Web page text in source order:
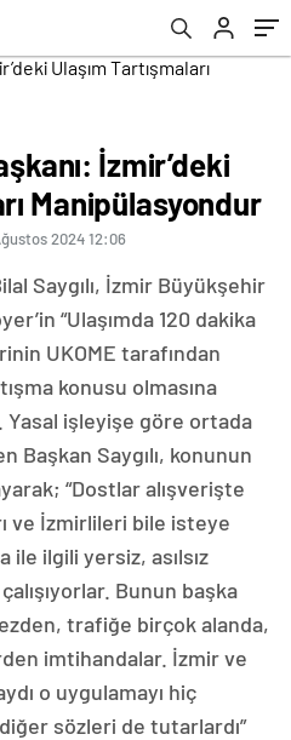
İzmir’deki
Manipülasyondur
2024 12:06
Saygılı, İzmir Büyükşehir
“Ulaşımda 120 dakika
UKOME tarafından
konusu olmasına
Yasal işleyişe göre ortada
Başkan Saygılı, konunun
“Dostlar alışverişte
ve İzmirlileri bile isteye
ilgili yersiz, asılsız
Bunun başka
trafiğe birçok alanda,
imtihandalar. İzmir ve
o uygulamayı hiç
sözleri de tutarlardı”